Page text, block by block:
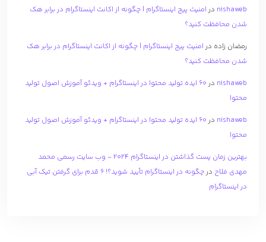
nishaweb در امنیت پیج اینستاگرام | چگونه از اکانت اینستاگرام در برابر هک
شدن محافظت کنید؟
رمضان زاده در امنیت پیج اینستاگرام | چگونه از اکانت اینستاگرام در برابر هک
شدن محافظت کنید؟
nishaweb در
۶۰ ایده تولید محتوا در اینستاگرام + ویدئو آموزش اصول تولید
محتوا
nishaweb در
۶۰ ایده تولید محتوا در اینستاگرام + ویدئو آموزش اصول تولید
محتوا
بهترین زمان پست گذاشتن در اینستاگرام 2024 - وب سایت رسمی محمد
مهدی فلاح در
چگونه در اینستاگرام تأیید شوید؟! 6 قدم برای گرفتن تیک آبی
در اینستاگرام